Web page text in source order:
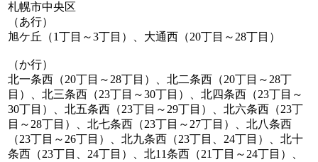
札幌市中央区
（あ行）
旭ケ丘（1丁目～3丁目）、大通西（20丁目～28丁目）
（か行）
北一条西（20丁目～28丁目）、北二条西（20丁目～28丁
目）、北三条西（23丁目～30丁目）、北四条西（23丁目～
30丁目）、北五条西（23丁目～29丁目）、北六条西（23丁
目～28丁目）、北七条西（23丁目～27丁目）、北八条西
（23丁目～26丁目）、北九条西（23丁目、24丁目）、北十
条西（23丁目、24丁目）、北11条西（21丁目～24丁目）、